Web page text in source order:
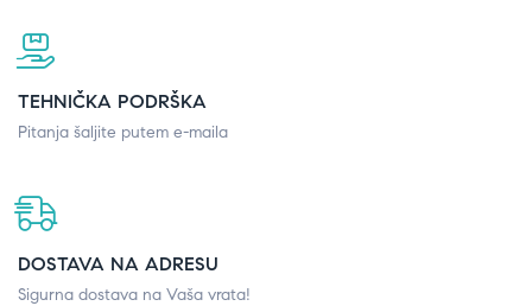
TEHNIČKA PODRŠKA
Pitanja šaljite putem e-maila
DOSTAVA NA ADRESU
Sigurna dostava na Vaša vrata!